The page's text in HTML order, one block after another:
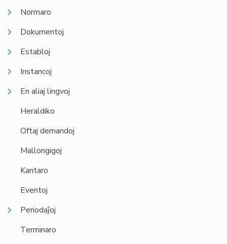
Normaro
Dokumentoj
Establoj
Instancoj
En aliaj lingvoj
Heraldiko
Oftaj demandoj
Mallongigoj
Kantaro
Eventoj
Periodaĵoj
Terminaro